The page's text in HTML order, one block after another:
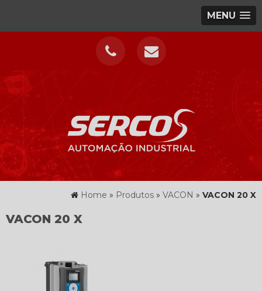
MENU
Home » Produtos » VACON » VACON 20 X
VACON 20 X